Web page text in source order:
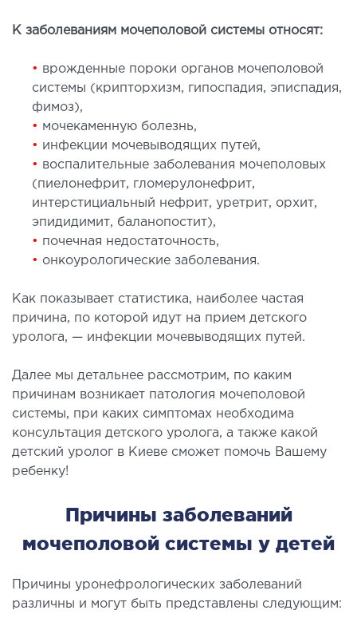
хирургия тела
И ДЕРМАТОЛОГИЯ
косметология
косметология
косметология
эпиляция
косметология
ЗАБОЛЕВАНИЙ ПЕЧЕНИ И
ПРОТОКОВ
болезней печени
печени и желчных протоков
ХИРУРГИЯ
ХИРУРГИЯ
хирургия в клинике
К заболеваниям мочеполовой системы относят:
• врожденные пороки органов мочеполовой
системы (крипторхизм, гипоспадия, эписпадия,
фимоз),
• мочекаменную болезнь,
• инфекции мочевыводящих путей,
• воспалительные заболевания мочеполовых
(пиелонефрит, гломерулонефрит,
интерстициальный нефрит, уретрит, орхит,
эпидидимит, баланопостит),
• почечная недостаточность,
• онкоурологические заболевания.
Как показывает статистика, наиболее частая
причина, по которой идут на прием детского
уролога, — инфекции мочевыводящих путей.
Далее мы детальнее рассмотрим, по каким
причинам возникает патология мочеполовой
системы, при каких симптомах необходима
консультация детского уролога, а также какой
детский уролог в Киеве сможет помочь Вашему
ребенку!
Причины заболеваний
мочеполовой системы у детей
Причины уронефрологических заболеваний
различны и могут быть представлены следующим: